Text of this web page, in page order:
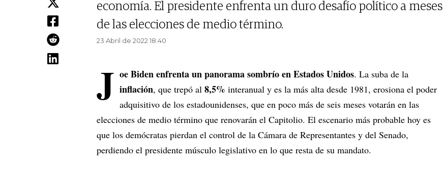
economía. El presidente enfrenta un duro desafío político a meses
de las elecciones de medio término.
23 Abril de 2022 18.40
J oe Biden enfrenta un panorama sombrío en Estados Unidos. La suba de la
inflación, que trepó al 8,5% interanual y es la más alta desde 1981, erosiona el poder
adquisitivo de los estadounidenses, que en poco más de seis meses votarán en las
elecciones de medio término que renovarán el Capitolio. El escenario más probable hoy es
que los demócratas pierdan el control de la Cámara de Representantes y del Senado,
perdiendo el presidente músculo legislativo en lo que resta de su mandato.